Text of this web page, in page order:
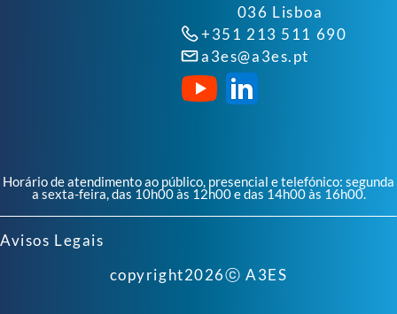
036 Lisboa
+351 213 511 690
a3es@a3es.pt
Horário de atendimento ao público, presencial e telefónico: segunda
a sexta-feira, das 10h00 às 12h00 e das 14h00 às 16h00.
Avisos Legais
copyright2026ⓒ A3ES